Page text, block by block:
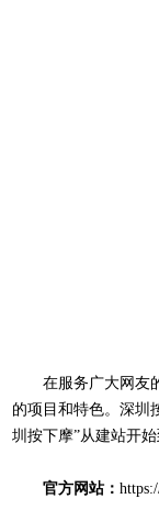
在服务广大网友的
的项目和特色。深圳
圳按下摩”从建站开
官方网站：